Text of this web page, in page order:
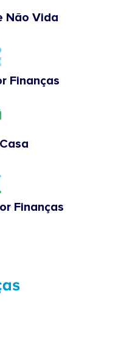
Não Vida
Finanças
Finanças